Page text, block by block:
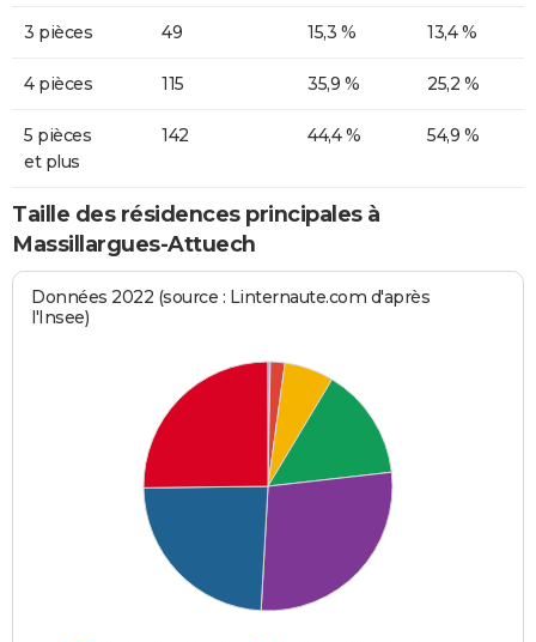
3 pièces 49 15,3 % 13,4 %
4 pièces 115 35,9 % 25,2 %
5 pièces
et plus
142 44,4 % 54,9 %
Taille des résidences principales à
Massillargues-Attuech
Données 2022 (source : Linternaute.com d'après
l'Insee)